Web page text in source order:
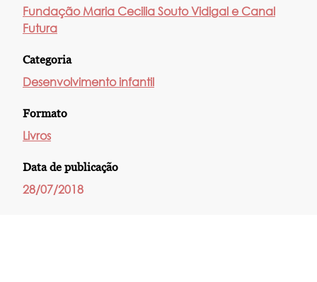
Fundação Maria Cecilia Souto Vidigal e Canal
Futura
Categoria
Desenvolvimento infantil
Formato
Livros
Data de publicação
28/07/2018